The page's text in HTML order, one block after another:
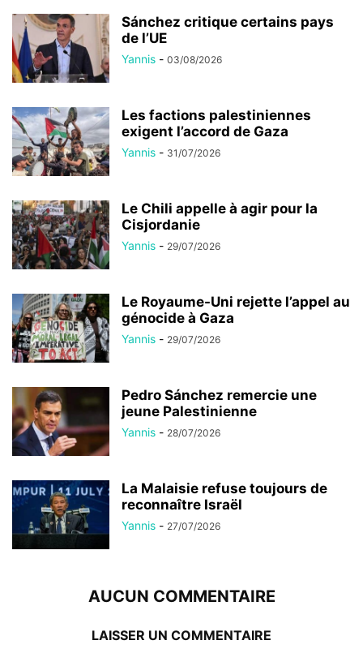
Sánchez critique certains pays
de l’UE
Yannis - 03/08/2026
Les factions palestiniennes
exigent l’accord de Gaza
Yannis - 31/07/2026
Le Chili appelle à agir pour la
Cisjordanie
Yannis - 29/07/2026
Le Royaume-Uni rejette l’appel au
génocide à Gaza
Yannis - 29/07/2026
Pedro Sánchez remercie une
jeune Palestinienne
Yannis - 28/07/2026
La Malaisie refuse toujours de
reconnaître Israël
Yannis - 27/07/2026
AUCUN COMMENTAIRE
LAISSER UN COMMENTAIRE